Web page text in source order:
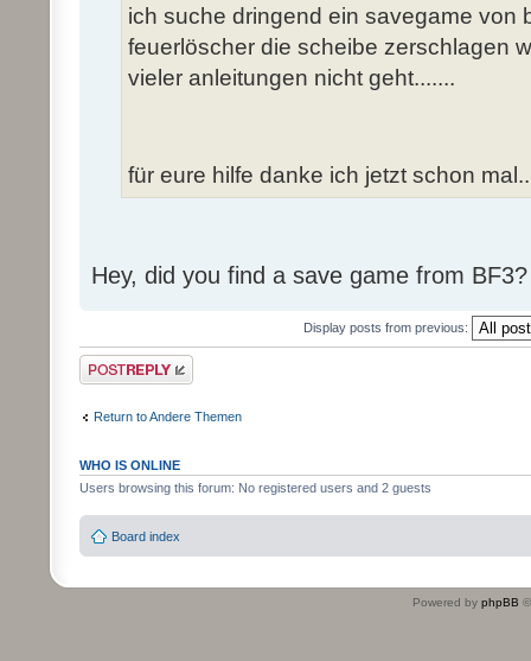
ich suche dringend ein savegame von
feuerlöscher die scheibe zerschlagen
vieler anleitungen nicht geht.......
für eure hilfe danke ich jetzt schon
Hey, did you find a save game from BF3?
Display posts from previous:
Post a reply
Return to Andere Themen
WHO IS ONLINE
Users browsing this forum: No registered users and 2 guests
Board index
Powered by phpBB